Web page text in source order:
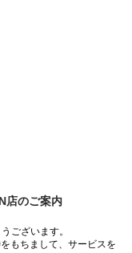
店のご案内
ございます。
もちまして、サービスを